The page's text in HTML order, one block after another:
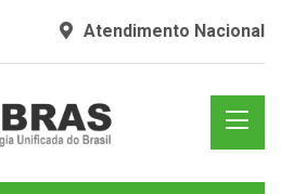
Atendimento Nacional